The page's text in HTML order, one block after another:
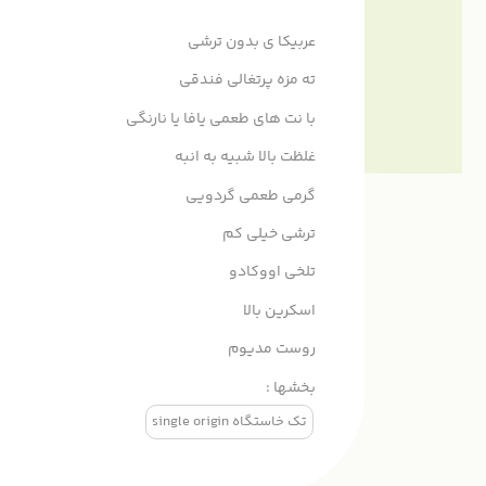
عربیکا ی بدون ترشی
ته مزه پرتغالی فندقی
با نت های طعمی یافا یا نارنگی
غلظت بالا شبیه به انبه
گرمی طعمی گردویی
ترشی خیلی کم
تلخی اووکادو
اسکرین بالا
روست مدیوم
بخشها :
تک خاستگاه single origin